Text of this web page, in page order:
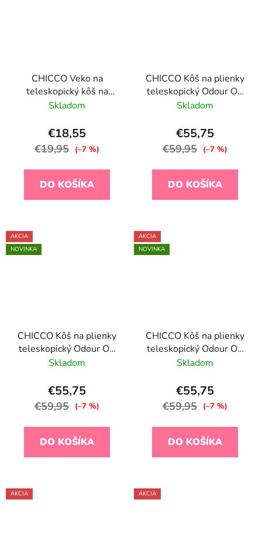
CHICCO Veko na
teleskopický kôš na
plienky Odour Off
Skladom
€18,55
€19,95 (–7 %)
DO KOŠÍKA
CHICCO Kôš na plienky
teleskopický Odour Off
na odstránenie zápachu
Skladom
€55,75
€59,95 (–7 %)
DO KOŠÍKA
AKCIA
NOVINKA
CHICCO Kôš na plienky
teleskopický Odour Off
na odstránenie zápachu
Skladom
€55,75
€59,95 (–7 %)
DO KOŠÍKA
AKCIA
NOVINKA
CHICCO Kôš na plienky
teleskopický Odour Off
na odstránenie zápachu
Skladom
€55,75
€59,95 (–7 %)
DO KOŠÍKA
AKCIA AKCIA